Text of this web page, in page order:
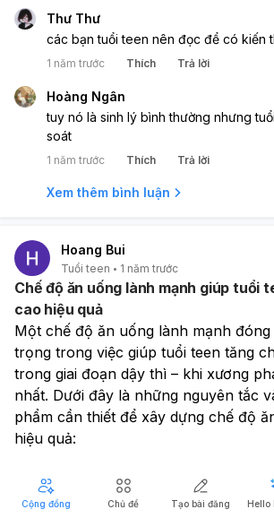
Thư Thư
các bạn tuổi teen nên đọc để có kiến
1 năm trước Thích Trả lời
Hoàng Ngân
tuy nó là sinh lý bình thường nhưng
soát
1 năm trước Thích Trả lời
Xem thêm bình luận
Hoang Bui
Tuổi teen 1 năm trước
Chế độ ăn uống lành mạnh giúp tuổi
cao hiệu quả
Một chế độ ăn uống lành mạnh
trọng trong việc giúp tuổi teen tăng
trong giai đoạn dậy thì – khi xương
nhất. Dưới đây là những nguyên tắc
phẩm cần thiết để xây dựng chế độ
hiệu quả:
1. Đảm bảo đủ 6 nhóm chất quan
- Đạm (protein): Xây dựng và phát
Cộng đồng Chủ đề Tạo bài đăng Hello